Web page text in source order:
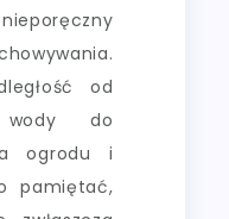
od
do
ogrodu i
pamiętać,